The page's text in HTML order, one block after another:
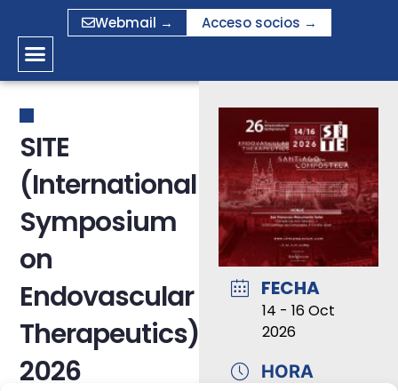
contenido
Webmail → Acceso socios →
SITE
(International
Symposium
on
Endovascular
Therapeutics)
2026
FECHA
14 - 16 Oct
2026
HORA